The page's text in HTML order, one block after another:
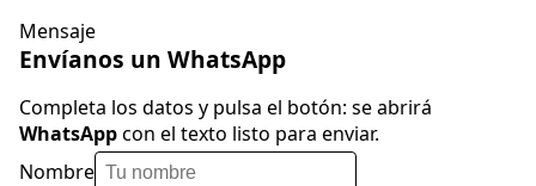
Mensaje
Envíanos un WhatsApp
Completa los datos y pulsa el botón: se abrirá
WhatsAppcon el texto listo para enviar.
Nombre